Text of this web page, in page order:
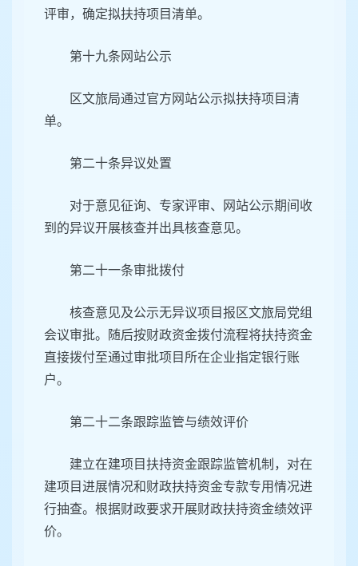
评审，确定拟扶持项目清单。
第十九条网站公示
区文旅局通过官方网站公示拟扶持项目清
单。
第二十条异议处置
对于意见征询、专家评审、网站公示期间收
到的异议开展核查并出具核查意见。
第二十一条审批拨付
核查意见及公示无异议项目报区文旅局党组
会议审批。随后按财政资金拨付流程将扶持资金
直接拨付至通过审批项目所在企业指定银行账
户。
第二十二条跟踪监管与绩效评价
建立在建项目扶持资金跟踪监管机制，对在
建项目进展情况和财政扶持资金专款专用情况进
行抽查。根据财政要求开展财政扶持资金绩效评
价。